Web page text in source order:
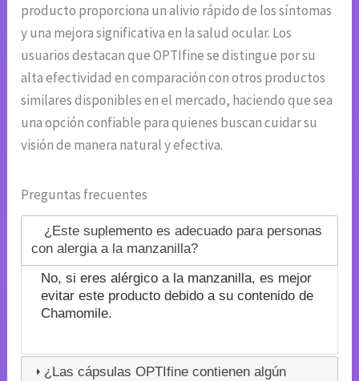
producto proporciona un alivio rápido de los síntomas
y una mejora significativa en la salud ocular. Los
usuarios destacan que OPTIfine se distingue por su
alta efectividad en comparación con otros productos
similares disponibles en el mercado, haciendo que sea
una opción confiable para quienes buscan cuidar su
visión de manera natural y efectiva.
Preguntas frecuentes
¿Este suplemento es adecuado para personas
con alergia a la manzanilla?
No, si eres alérgico a la manzanilla, es mejor
evitar este producto debido a su contenido de
Chamomile.
¿Las cápsulas OPTIfine contienen algún